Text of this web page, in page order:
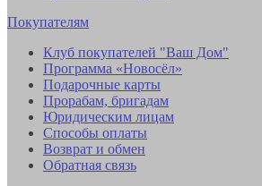
Покупателям
Клуб покупателей "Ваш Дом"
Программа «Новосёл»
Подарочные карты
Прорабам, бригадам
Юридическим лицам
Способы оплаты
Возврат и обмен
Обратная связь